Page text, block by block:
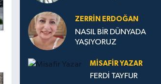
ZERRIN ERDOĞAN
NASIL BİR DÜNYADA
YAŞIYORUZ
MISAFIR YAZAR
FERDİ TAYFUR